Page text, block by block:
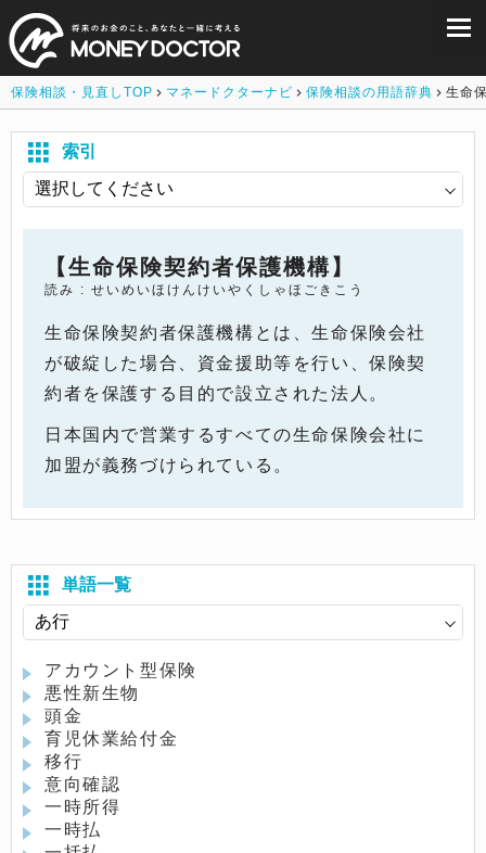
保険相談・見直しTOP マネードクターナビ 保険相談の用語辞典 生命
索引
【生命保険契約者保護機構】
読み : せいめいほけんけいやくしゃほごきこう
生命保険契約者保護機構とは、生命保険会社
が破綻した場合、資金援助等を行い、保険契
約者を保護する目的で設立された法人。
日本国内で営業するすべての生命保険会社に
加盟が義務づけられている。
単語一覧
アカウント型保険
悪性新生物
頭金
育児休業給付金
移行
意向確認
一時所得
一時払